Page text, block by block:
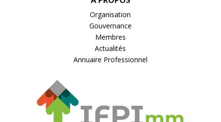
Organisation
Gouvernance
Membres
Actualités
Annuaire Professionnel